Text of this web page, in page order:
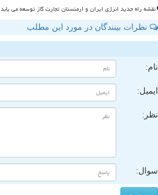
نقشه راه جدید انرژی ایران و ارمنستان تجارت گاز توسعه می یابد
نظرات بینندگان در مورد این مطلب
نام:
ایمیل:
نظر:
سوال: